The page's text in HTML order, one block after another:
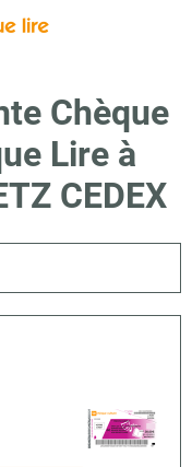
Chèque
Lire à
CEDEX